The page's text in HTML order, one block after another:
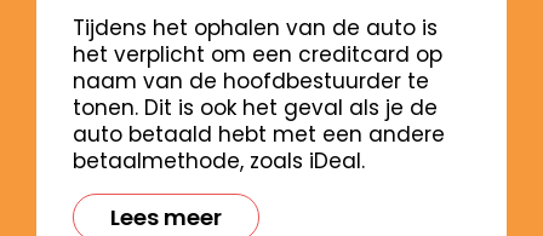
Tijdens het ophalen van de auto is
het verplicht om een creditcard op
naam van de hoofdbestuurder te
tonen. Dit is ook het geval als je de
auto betaald hebt met een andere
betaalmethode, zoals iDeal.
Lees meer